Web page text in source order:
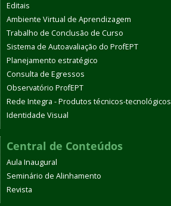
Editais
Ambiente Virtual de Aprendizagem
Trabalho de Conclusão de Curso
Sistema de Autoavaliação do ProfEPT
Planejamento estratégico
Consulta de Egressos
Observatório ProfEPT
Rede Integra - Produtos técnicos-tecnológicos
Identidade Visual
Central de Conteúdos
Aula Inaugural
Seminário de Alinhamento
Revista